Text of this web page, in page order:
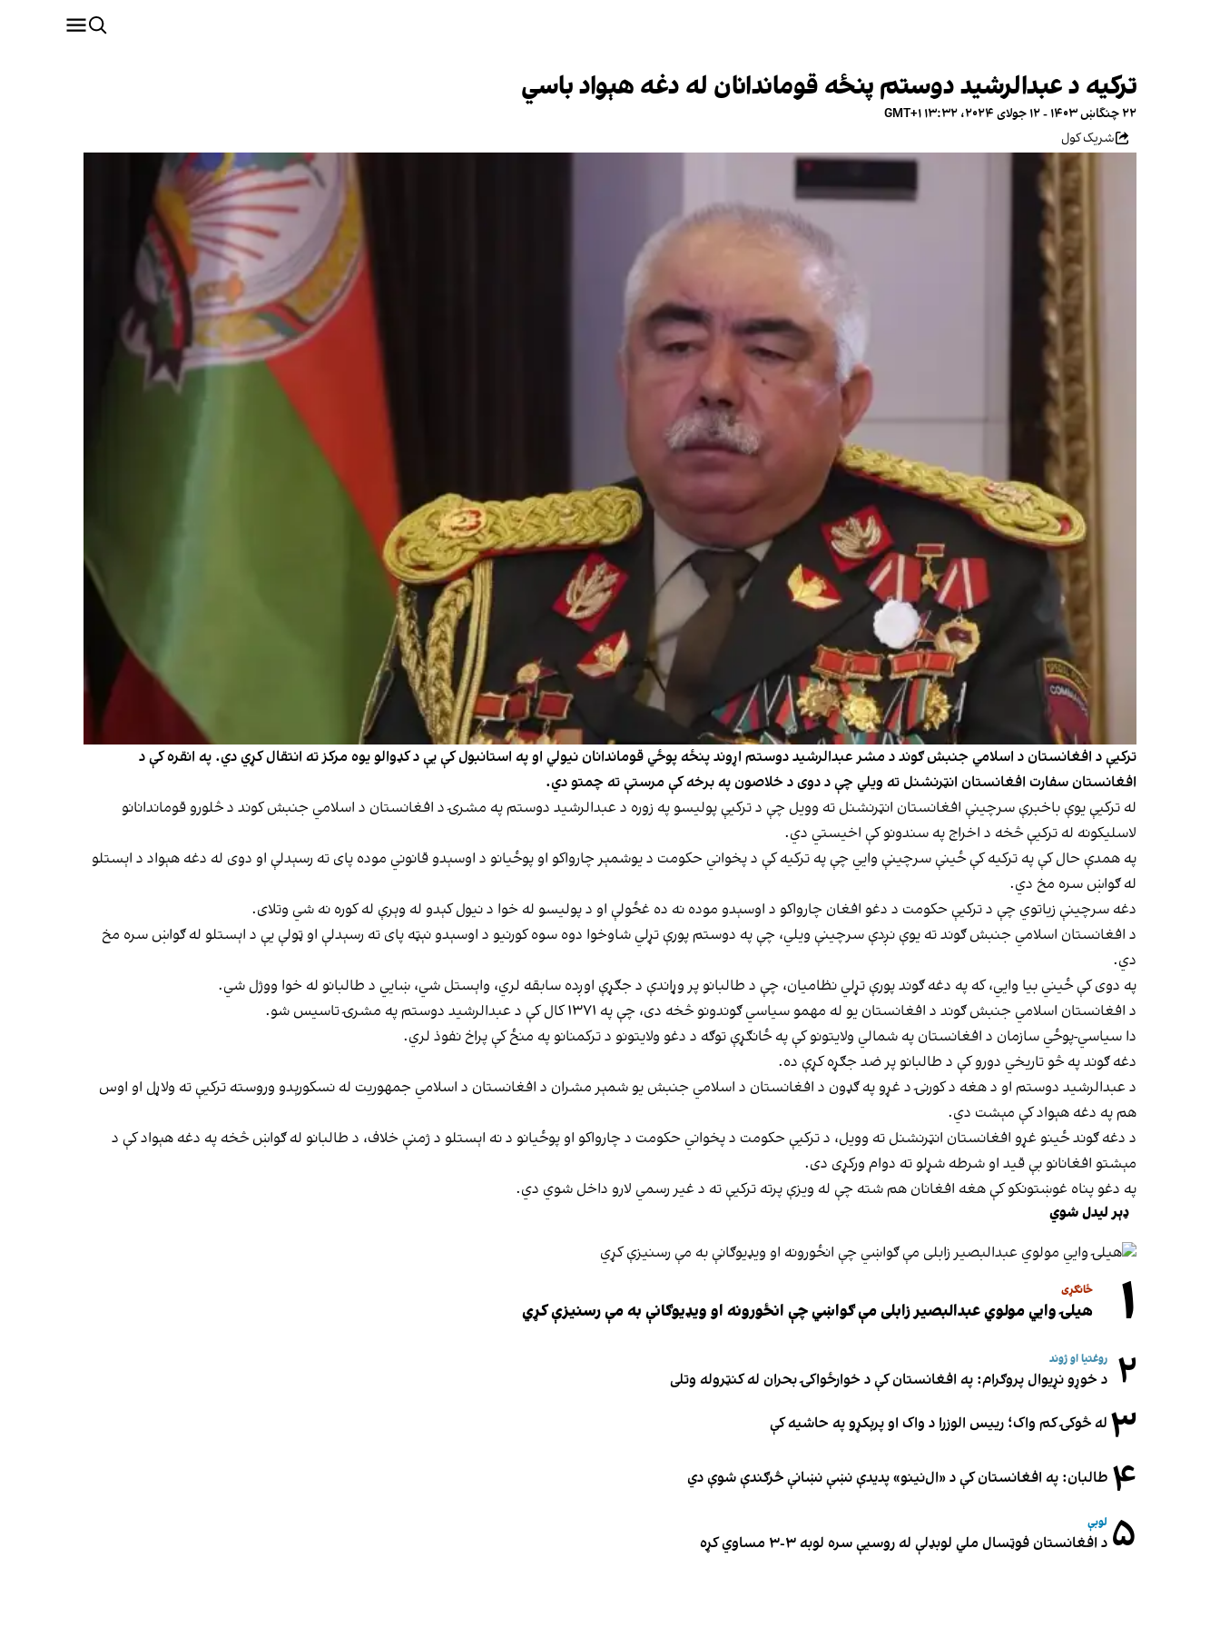
ترکيه د عبدالرشید دوستم پنځه قوماندانان له دغه هېواد باسي
۲۲ چنگاښ ۱۴۰۳ - ۱۲ جولای ۲۰۲۴، ۱۳:۳۲ GMT+۱
شریک کول
ترکیې د افغانستان د اسلامي جنبش ګوند د مشر عبدالرشید دوستم اړوند پنځه پوځي قوماندانان نیولي او په استانبول کې یې د کډوالو یوه مرکز ته انتقال کړي دي. په انقره کې د
افغانستان سفارت افغانستان انټرنشنل ته ویلي چې د دوی د خلاصون په برخه کې مرستې ته چمتو دي.
له ترکیې یوې باخبرې سرچینې افغانستان انټرنشنل ته وویل چې د ترکیې پولیسو په زوره د عبدالرشید دوستم په مشرۍ د افغانستان د اسلامي جنبش کوند د څلورو قوماندانانو
لاسلیکونه له ترکیې څخه د اخراج په سندونو کې اخیستي دي.
په همدې حال کې په ترکيه کې ځينې سرچينې وايي چې په ترکيه کې د پخواني حکومت د يوشمېر چارواکو او پوځيانو د اوسېدو قانوني موده پای ته رسېدلې او دوی له دغه هېواد د اېستلو
له ګواښ سره مخ دي.
دغه سرچینې زیاتوي چې د ترکیې حکومت د دغو افغان چارواکو د اوسېدو موده نه ده غځولې او د پولیسو له خوا د نیول کېدو له وېرې له کوره نه شي وتلای.
د افغانستان اسلامي جنبش ګوند ته یوې نږدې سرچینې ویلي، چې په دوستم پورې تړلي شاوخوا دوه سوه کورنیو د اوسېدو نېټه پای ته رسېدلې او ټولې یې د اېستلو له ګواښ سره مخ
دي.
په دوی کې ځیني بیا وايي، که په دغه ګوند پورې تړلي نظامیان، چې د طالبانو پر وړاندې د جګړې اوږده سابقه لري، واېستل شي، ښايي د طالبانو له خوا ووژل شي.
د افغانستان اسلامي جنبش ګوند د افغانستان یو له مهمو سیاسي ګوندونو څخه دی، چې په ۱۳۷۱ کال کې د عبدالرشید دوستم په مشرۍ تاسیس شو.
دا سیاسي-پوځي سازمان د افغانستان په شمالي ولایتونو کې په ځانګړې توګه د دغو ولایتونو د ترکمنانو په منځ کې پراخ نفوذ لري.
دغه ګوند په څو تاریخي دورو کې د طالبانو پر ضد جګړه کړې ده.
د عبدالرشید دوستم او د هغه د کورنۍ د غړو په ګډون د افغانستان د اسلامي جنبش یو شمېر مشران د افغانستان د اسلامي جمهوریت له نسکورېدو وروسته ترکیې ته ولاړل او اوس
هم په دغه هېواد کې مېشت دي.
د دغه ګوند ځینو غړو افغانستان انټرنشنل ته وویل، د ترکیې حکومت د پخواني حکومت د چارواکو او پوځیانو د نه اېستلو د ژمنې خلاف، د طالبانو له ګواښ څخه په دغه هېواد کې د
مېشتو افغانانو بې قید او شرطه شړلو ته دوام ورکړی دی.
په دغو پناه غوښتونکو کې هغه افغانان هم شته چې له ویزې پرته ترکیې ته د غیر رسمي لارو داخل شوي دي.
ډېر لیدل شوي
۱ ځانګړی
هیلۍ وایي مولوي عبدالبصیر زابلی مې ګواښي چې انځورونه او ویډیوګانې به مې رسنیزې کړي
۲ روغتیا او ژوند
د خوړو نړیوال پروګرام: په افغانستان کې د خوارځواکۍ بحران له کنټروله وتلی
۳ له څوکۍ کم واک؛ رییس الوزرا د واک او پرېکړو په حاشیه کې
۴ طالبان: په افغانستان کې د «ال‌نینو» پدیدې نښې نښانې څرګندې شوې دي
۵ لوبې
د افغانستان فوټسال ملي لوبډلې له روسیې سره لوبه ۳-۳ مساوي کړه